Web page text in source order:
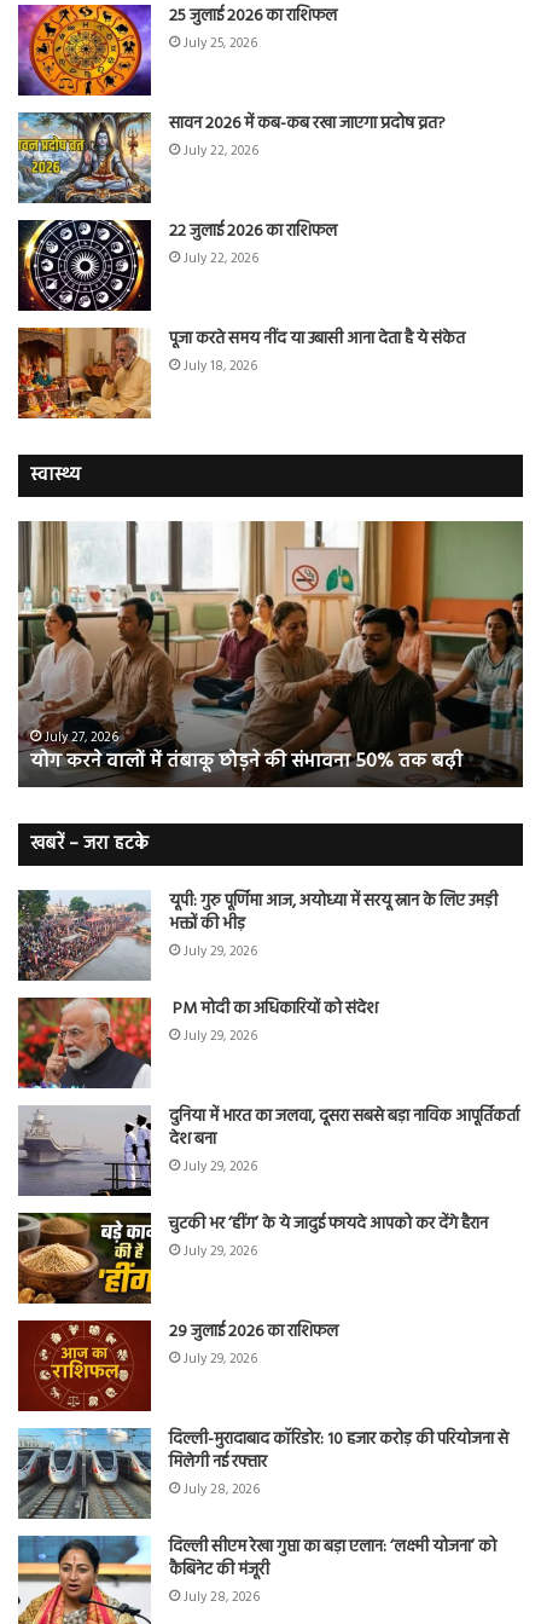
25 जुलाई 2026 का राशिफल
July 25, 2026
सावन 2026 में कब-कब रखा जाएगा प्रदोष व्रत?
July 22, 2026
22 जुलाई 2026 का राशिफल
July 22, 2026
पूजा करते समय नींद या उबासी आना देता है ये संकेत
July 18, 2026
स्वास्थ्य
करने
वालों
में
तंबाकू
छोड़ने
की
संभावना
50%
तक
बढ़ी
July 27, 2026
योग करने वालों में तंबाकू छोड़ने की संभावना 50% तक बढ़ी
को
रहे
थे
‘ब्रेन
वह
खबरें – जरा हटके
यूपी: गुरु पूर्णिमा आज, अयोध्या में सरयू स्नान के लिए उमड़ी
भक्तों की भीड़
July 29, 2026
PM मोदी का अधिकारियों को संदेश
July 29, 2026
दुनिया में भारत का जलवा, दूसरा सबसे बड़ा नाविक आपूर्तिकर्ता
देश बना
July 29, 2026
चुटकी भर ‘हींग’ के ये जादुई फायदे आपको कर देंगे हैरान
July 29, 2026
29 जुलाई 2026 का राशिफल
July 29, 2026
दिल्ली-मुरादाबाद कॉरिडोर: 10 हजार करोड़ की परियोजना से
मिलेगी नई रफ्तार
July 28, 2026
दिल्ली सीएम रेखा गुप्ता का बड़ा एलान: ‘लक्ष्मी योजना’ को
कैबिनेट की मंजूरी
July 28, 2026